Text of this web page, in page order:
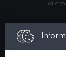
Integracja